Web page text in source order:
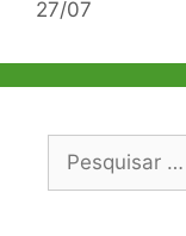
27/07
Pesquisar